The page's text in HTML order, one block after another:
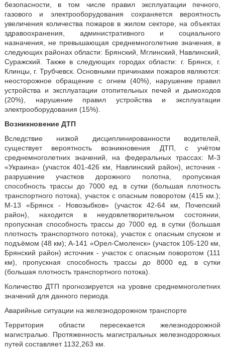
безопасности, в том числе правил эксплуатации печного,
газового и электрооборудования сохраняется вероятность
увеличения количества пожаров в жилом секторе, на объектах
здравоохранения, административного и социального
назначения, не превышающая среднемноголетние значения, в
следующих районах области: Брянский, Мглинский, Навлинский,
Суражский. Также в следующих городах области: г. Брянск, г.
Клинцы, г. Трубчевск. Основными причинами пожаров являются:
неосторожное обращение с огнем (40%), нарушение правил
устройства и эксплуатации отопительных печей и дымоходов
(20%), нарушение правил устройства и эксплуатации
электрооборудования (15%).
Возникновение ДТП
Вследствие низкой дисциплинированности водителей,
существует вероятность возникновения ДТП, с учётом
среднемноголетних значений, на федеральных трассах: М-3
«Украина» (участок 401-426 км, Навлинский район), источник -
разрушение участков дорожного полотна, пропускная
способность трассы до 7000 ед. в сутки (большая плотность
транспортного потока), участок с опасным поворотом (415 км.);
М-13 «Брянск - Новозыбков» (участок 42-64 км, Почепский
район), находится в неудовлетворительном состоянии,
пропускная способность трассы до 7000 ед. в сутки (большая
плотность транспортного потока), участок с опасным спуском и
подъёмом (48 км); А-141 «Орел-Смоленск» (участок 105-120 км,
Брянский район) источник - участок с опасным поворотом (111
км), пропускная способность трассы до 8000 ед. в сутки
(большая плотность транспортного потока).
Количество ДТП прогнозируется на уровне среднемноголетних
значений для данного периода.
Аварийные ситуации на железнодорожном транспорте
Территория области пересекается железнодорожной
магистралью. Протяженность магистральных железнодорожных
путей составляет 1132,263 км.